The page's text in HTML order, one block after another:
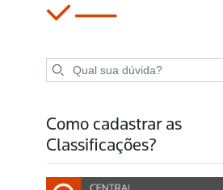
Como cadastrar as
Classificações?